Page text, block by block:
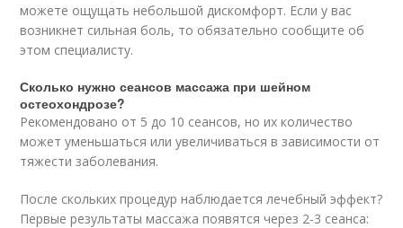
можете ощущать небольшой дискомфорт. Если у вас
возникнет сильная боль, то обязательно сообщите об
этом специалисту.
Сколько нужно сеансов массажа при шейном
остеохондрозе?
Рекомендовано от 5 до 10 сеансов, но их количество
может уменьшаться или увеличиваться в зависимости от
тяжести заболевания.
После скольких процедур наблюдается лечебный эффект?
Первые результаты массажа появятся через 2-3 сеанса: